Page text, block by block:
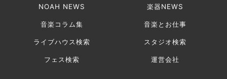
NOAH NEWS 楽器NEWS
音楽コラム集 音楽とお仕事
ライブハウス検索 スタジオ検索
フェス検索 運営会社